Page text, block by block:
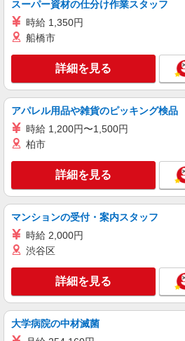
派遣社員
株式会社日本ワークプレイス/Fukuoka066
【福岡県福岡市東
や軽食などのピッキ
業なし時給1250円
福岡県福岡市東
転車通勤可（敷地内無料駐車
て：福岡県内・現地
気軽にご相談・お問
株式会社日本ワークプレイス/Fukuoka080
【福岡県福岡市東
入/時給1250円/夜勤
福岡県福岡市東
車通勤可（無料駐車場
地について：福岡県
ます。 お気軽にご相
キープ
スーパー資材の仕分け作業スタッフ
時給 1,350円
船橋市
詳細を見る
アパレル用品や雑貨のピッキング検品
時給 1,200円〜1,500円
柏市
詳細を見る
マンションの受付・案内スタッフ
時給 2,000円
渋谷区
詳細を見る
大学病院の中材滅菌